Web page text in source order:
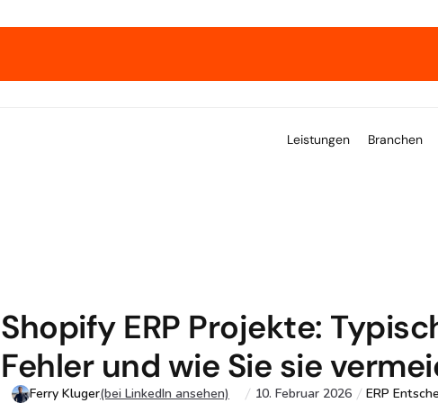
Leistungen Branchen
Shopify ERP Projekte:
Fehler und wie Sie sie
Ferry Kluger(bei LinkedIn ansehen) 10. Februar 2026 ERP